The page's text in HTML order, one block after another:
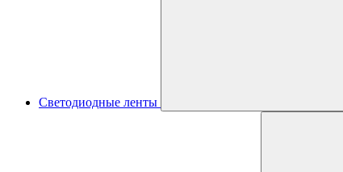
Светодиодные ленты